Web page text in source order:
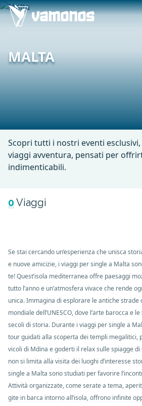
MALTA
Scopri tutti i nostri eventi
viaggi avventura, pensati per
indimenticabili.
0Viaggi
Se stai cercando un’esperienza che unisca
e nuove amicizie, i viaggi per single a Malta
te! Quest’isola mediterranea offre paesaggi
tutto l’anno e un’atmosfera vivace che rende
unica. Immagina di esplorare le antiche strade
mondiale dell’UNESCO, dove l’arte barocca e
secoli di storia. Durante i viaggi per single a
tour guidati alla scoperta dei templi megalitici,
vicoli di Mdina e goderti il relax sulle spiagge di
non si limita alla visita dei luoghi d’interesse
single a Malta sono studiati per favorire
Attività organizzate, come serate a tema,
gite in barca intorno all’isola, offrono infinite